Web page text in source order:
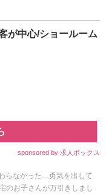
が中心/ショールーム
sponsored by 求人ボックス
らなかった…勇気を出して
のお子さんが万引きしまし